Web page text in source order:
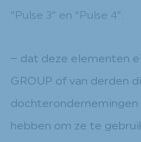
“Pulse 3” en “Pulse 4”.
– dat deze elementen
GROUP of van derden
hebben om ze te